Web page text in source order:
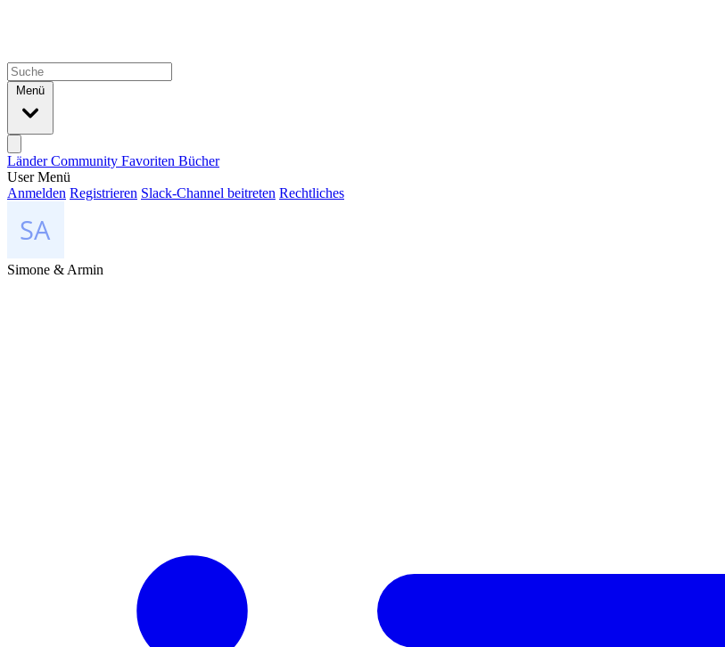
Menü
LänderCommunity Favoriten Bücher
User Menü
Anmelden Registrieren Slack-Channel beitreten Rechtliches
Simone & Armin